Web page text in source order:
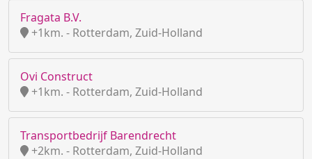
Fragata B.V.
+1km. - Rotterdam, Zuid-Holland
Ovi Construct
+1km. - Rotterdam, Zuid-Holland
Transportbedrijf Barendrecht
+2km. - Rotterdam, Zuid-Holland